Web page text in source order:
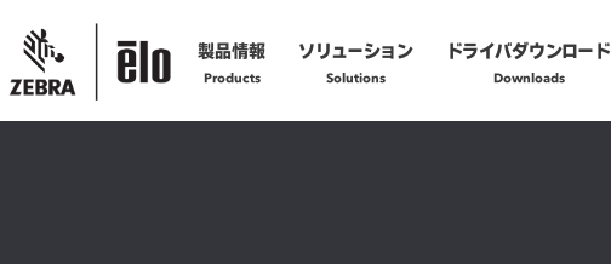
製品情報
Products
ソリューション
Solutions
ドライバダウンロード
Downloads